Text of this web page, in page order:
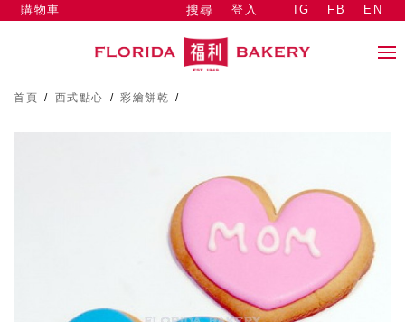
搜尋 登入
購物車 IG FB EN
首頁 / 西式點心 / 彩繪餅乾 /